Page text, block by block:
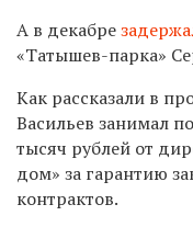
А в декабре
«Татышев-парка»
Как рассказали в
Васильев занимал
тысяч рублей от
дом» за гарантию
контрактов.